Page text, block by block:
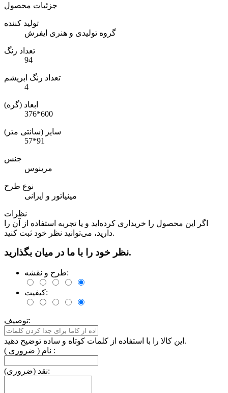
جزئیات محصول
تولید کننده
گروه تولیدی و هنری ایفرش
تعداد رنگ
94
تعداد رنگ ابریشم
4
ابعاد (گره)
376*600
سایز (سانتی متر)
57*91
جنس
مرینوس
نوع طرح
مینیاتور و ایرانی
نظرات
اگر این محصول را خریداری کرده‌اید و یا تجربه استفاده از آن را
دارید، می‌توانید نظر خود ثبت کنید.
نظر خود را با ما در میان بگذارید.
طرح و نقشه:
کیفیت:
توصیف:
این کالا را با استفاده از کلمات کوتاه و ساده توضیح دهید.
نام ( ضروری ) :
نقد (ضروری):